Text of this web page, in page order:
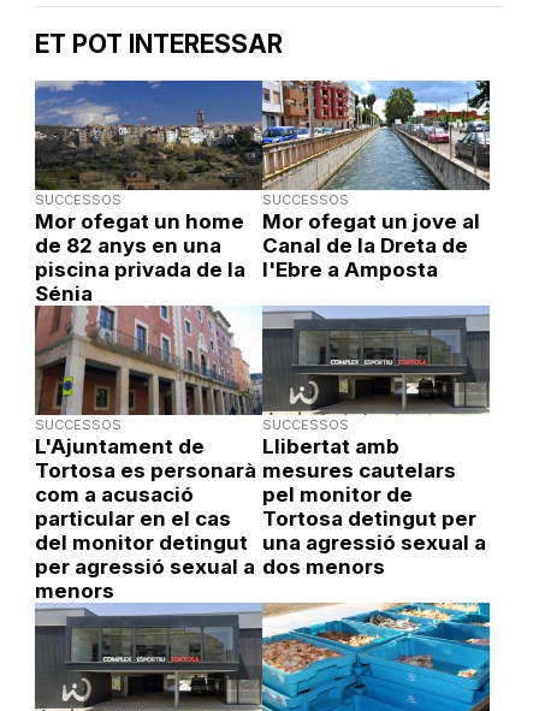
ET POT INTERESSAR
SUCCESSOS
Mor ofegat un home
de 82 anys en una
piscina privada de la
Sénia
SUCCESSOS
Mor ofegat un jove al
Canal de la Dreta de
l'Ebre a Amposta
SUCCESSOS
L'Ajuntament de
Tortosa es personarà
com a acusació
particular en el cas
del monitor detingut
per agressió sexual a
menors
SUCCESSOS
Llibertat amb
mesures cautelars
pel monitor de
Tortosa detingut per
una agressió sexual a
dos menors